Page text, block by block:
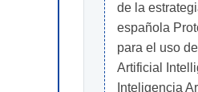
de la
española
para el uso
Artificial
Inteligencia